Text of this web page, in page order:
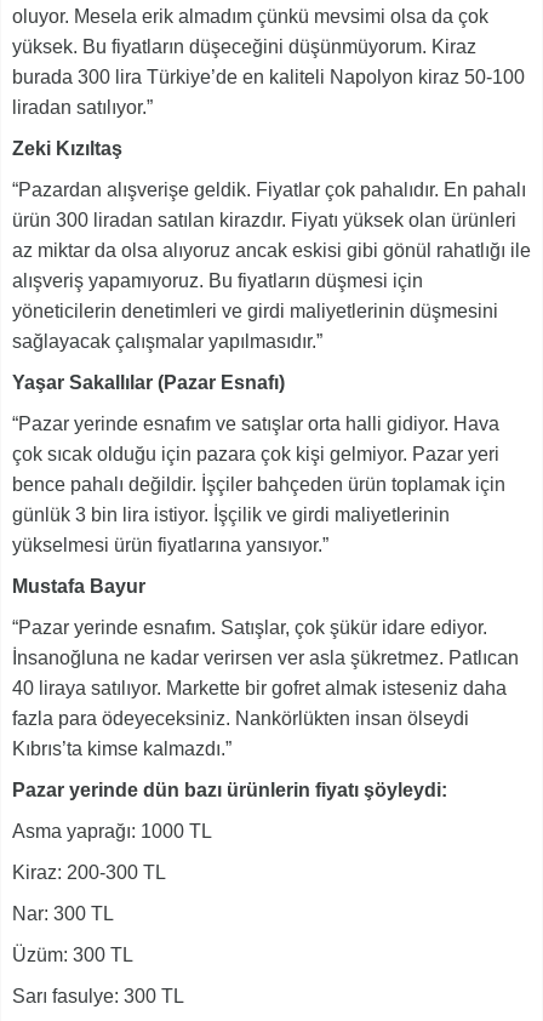
oluyor. Mesela erik almadım çünkü mevsimi olsa da çok
yüksek. Bu fiyatların düşeceğini düşünmüyorum. Kiraz
burada 300 lira Türkiye’de en kaliteli Napolyon kiraz 50-100
liradan satılıyor.”
Zeki Kızıltaş
“Pazardan alışverişe geldik. Fiyatlar çok pahalıdır. En pahalı
ürün 300 liradan satılan kirazdır. Fiyatı yüksek olan ürünleri
az miktar da olsa alıyoruz ancak eskisi gibi gönül rahatlığı ile
alışveriş yapamıyoruz. Bu fiyatların düşmesi için
yöneticilerin denetimleri ve girdi maliyetlerinin düşmesini
sağlayacak çalışmalar yapılmasıdır.”
Yaşar Sakallılar (Pazar Esnafı)
“Pazar yerinde esnafım ve satışlar orta halli gidiyor. Hava
çok sıcak olduğu için pazara çok kişi gelmiyor. Pazar yeri
bence pahalı değildir. İşçiler bahçeden ürün toplamak için
günlük 3 bin lira istiyor. İşçilik ve girdi maliyetlerinin
yükselmesi ürün fiyatlarına yansıyor.”
Mustafa Bayur
“Pazar yerinde esnafım. Satışlar, çok şükür idare ediyor.
İnsanoğluna ne kadar verirsen ver asla şükretmez. Patlıcan
40 liraya satılıyor. Markette bir gofret almak isteseniz daha
fazla para ödeyeceksiniz. Nankörlükten insan ölseydi
Kıbrıs’ta kimse kalmazdı.”
Pazar yerinde dün bazı ürünlerin fiyatı şöyleydi:
Asma yaprağı: 1000 TL
Kiraz: 200-300 TL
Nar: 300 TL
Üzüm: 300 TL
Sarı fasulye: 300 TL